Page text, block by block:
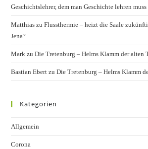
Geschichtslehrer, dem man Geschichte lehren muss
Matthias zuFlussthermie – heizt die Saale
Jena?
Mark zuDie Tretenburg – Helms Klamm der alten
Bastian Ebert zuDie Tretenburg – Helms Klamm
Kategorien
Allgemein
Corona